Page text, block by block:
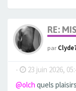
RE:
par
- 23 juin 2026,
@olch quels plaisirs